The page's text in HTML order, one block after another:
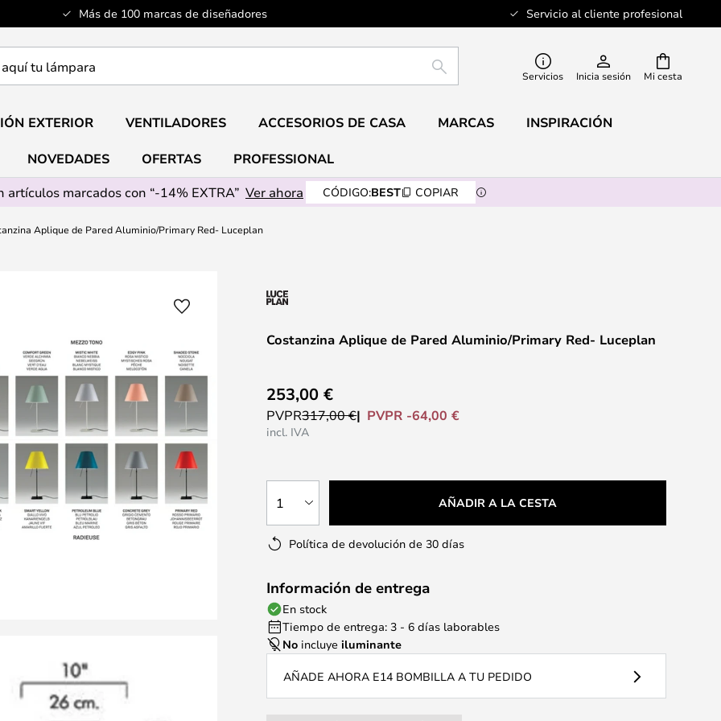
Más de 100 marcas de diseñadores Servicio al cliente profesional
Mi cesta
BUSCAR Servicios Inicia sesión
EXTERIOR VENTILADORES ACCESORIOS DE CASA MARCAS INSPIRACIÓN
NOVEDADES OFERTAS
PROFESSIONAL
artículos marcados con “-14% EXTRA” Ver ahora CÓDIGO:BEST COPIAR
Aplique de Pared Aluminio/Primary Red- Luceplan
Costanzina Aplique de Pared Aluminio/Primary Red- Luceplan
253,00 €
PVPR317,00 € PVPR -64,00 €
incl. IVA
1 AÑADIR A LA CESTA
Política de devolución de 30 días
Información de entrega
En stock
Tiempo de entrega: 3 - 6 días laborables
No incluyeiluminante
AÑADE AHORA E14 BOMBILLA A TU PEDIDO